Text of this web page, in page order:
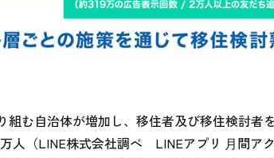
組む自治体が増加し、移住者及び移住検討者
人（LINE株式会社調べ　LINEアプリ ⽉間ア